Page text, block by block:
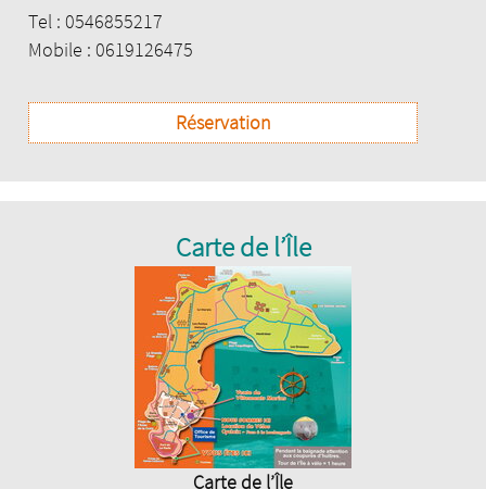
Tel : 0546855217
Mobile : 0619126475
Réservation
Carte de l’Île
Carte de l’Île